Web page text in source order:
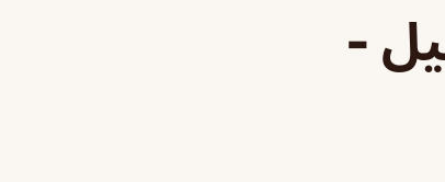
-